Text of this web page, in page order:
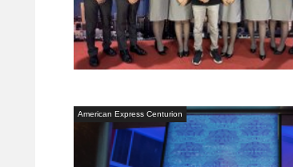
American Express Centurion